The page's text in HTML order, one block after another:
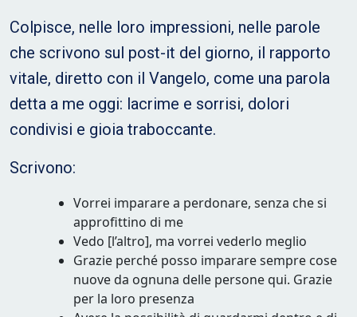
Colpisce, nelle loro impressioni, nelle parole
che scrivono sul post-it del giorno, il rapporto
vitale, diretto con il Vangelo, come una parola
detta a me oggi: lacrime e sorrisi, dolori
condivisi e gioia traboccante.
Scrivono:
Vorrei imparare a perdonare, senza che si
approfittino di me
Vedo [l’altro], ma vorrei vederlo meglio
Grazie perché posso imparare sempre cose
nuove da ognuna delle persone qui. Grazie
per la loro presenza